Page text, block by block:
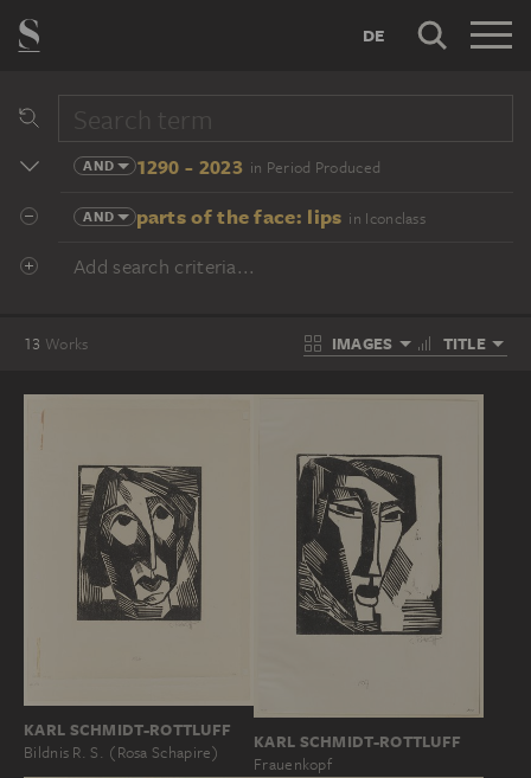
DE
AND 1290 - 2023 in Period Produced
AND parts of the face: lips in Iconclass
Add search criteria...
13 Works IMAGES TITLE
KARL SCHMIDT-ROTTLUFF
Bildnis R. S. (Rosa Schapire)
KARL SCHMIDT-ROTTLUFF
Frauenkopf